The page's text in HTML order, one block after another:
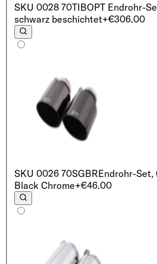
SKU 0028 70TIBOPT Endrohr-
schwarz beschichtet+€306.00
SKU 0026 70SGBREndrohr-Set,
Black Chrome+€46.00